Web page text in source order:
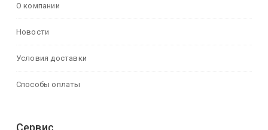
О компании
Новости
Условия доставки
Способы оплаты
Сервис